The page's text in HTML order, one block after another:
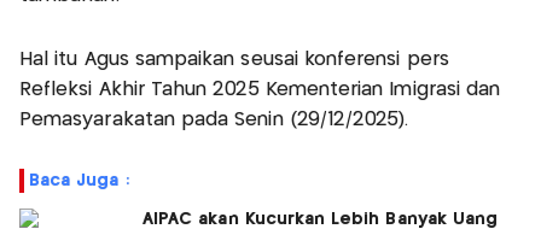
Hal itu Agus sampaikan seusai konferensi pers
Refleksi Akhir Tahun 2025 Kementerian Imigrasi dan
Pemasyarakatan pada Senin (29/12/2025).
Baca Juga :
AIPAC akan Kucurkan Lebih Banyak Uang